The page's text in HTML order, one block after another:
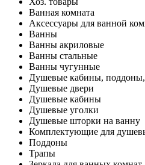
Ванная комната
Аксессуары для ванной
Ванны
Ванны акриловые
Ванны стальные
Ванны чугунные
Душевые кабины,
Душевые двери
Душевые кабины
Душевые уголки
Душевые шторки на ванну
Комплектующие для
Поддоны
Трапы